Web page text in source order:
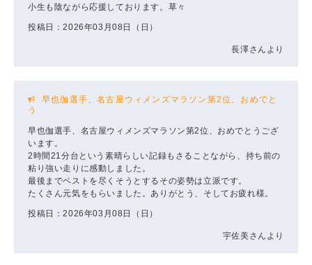
小生も陰ながら応援しております。草々
投稿日：2026年03月08日（日）
長澤さんより
早也伽選手、名古屋ウィメンズマラソン第2位、おめでと
う
早也伽選手、名古屋ウィメンズマラソン第2位、おめでとうござ
います。
2時間21分台という素晴らしい記録もさることながら、持ち前の
粘り強い走りに感動しました。
最後までベストを尽くそうとするその姿勢は立派です。
たくさん元気をもらいました。ありがとう、そしてお疲れ様。
投稿日：2026年03月08日（日）
宇佐美さんより